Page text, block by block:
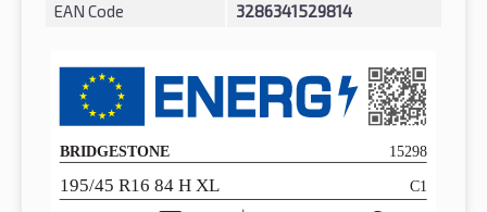
EAN Code 3286341529814